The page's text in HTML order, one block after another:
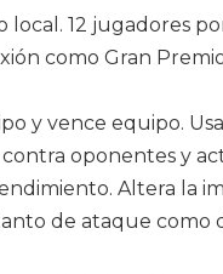
12 jugadores
como Gran
y vence equipo.
oponentes y
Altera la
de ataque